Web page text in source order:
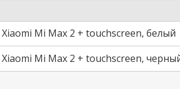
Mi Max 2 + touchscreen, белый
Mi Max 2 + touchscreen,